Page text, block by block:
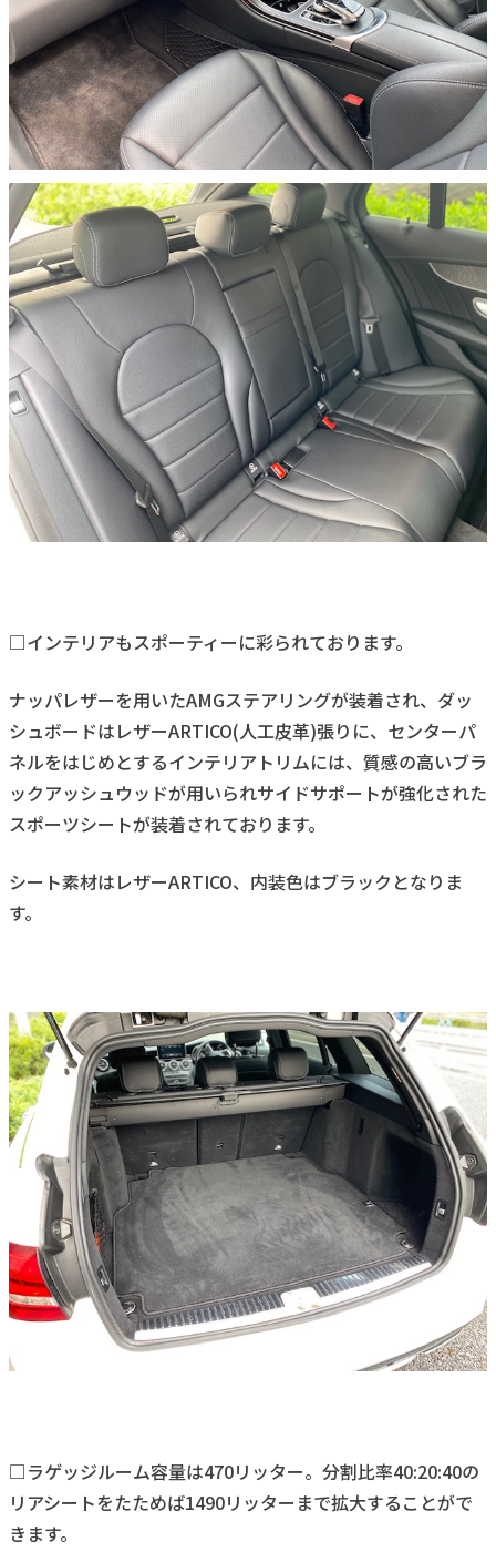
□インテリアもスポーティーに彩られております。
ナッパレザーを用いたAMGステアリングが装着され、ダッ
シュボードはレザーARTICO(人工皮革)張りに、センターパ
ネルをはじめとするインテリアトリムには、質感の高いブラ
ックアッシュウッドが用いられサイドサポートが強化された
スポーツシートが装着されております。
シート素材はレザーARTICO、内装色はブラックとなりま
す。
□ラゲッジルーム容量は470リッター。分割比率40:20:40の
リアシートをたためば1490リッターまで拡大することがで
きます。